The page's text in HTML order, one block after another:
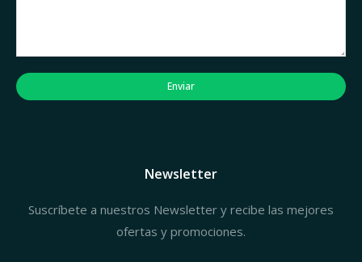
Enviar
Newsletter
Suscríbete a nuestros Newsletter y recibe las mejores
ofertas y promociones.